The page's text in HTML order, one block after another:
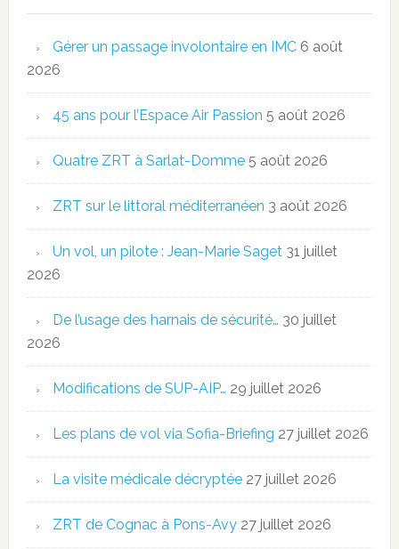
Gérer un passage involontaire en IMC 6 août
2026
45 ans pour l’Espace Air Passion 5 août 2026
Quatre ZRT à Sarlat-Domme 5 août 2026
ZRT sur le littoral méditerranéen 3 août 2026
Un vol, un pilote : Jean-Marie Saget 31 juillet
2026
De l’usage des harnais de sécurité… 30 juillet
2026
Modifications de SUP-AIP… 29 juillet 2026
Les plans de vol via Sofia-Briefing 27 juillet 2026
La visite médicale décryptée 27 juillet 2026
ZRT de Cognac à Pons-Avy 27 juillet 2026